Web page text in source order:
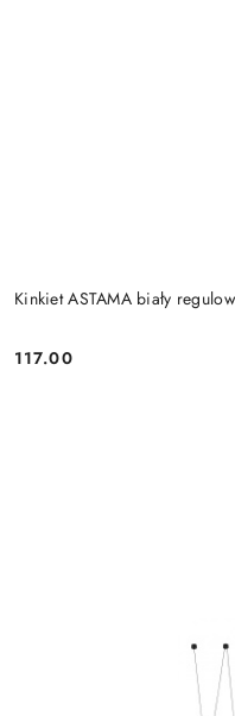
Kinkiet ASTAMA biały
Cena:
117.00